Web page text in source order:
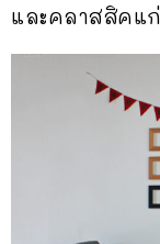
และคลาสสิคแ